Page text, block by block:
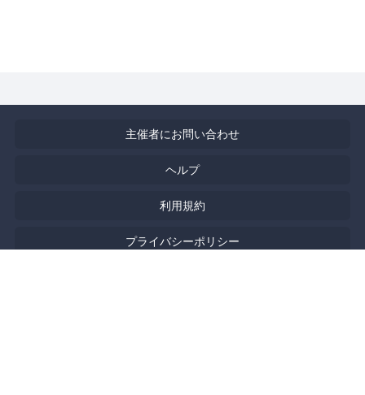
主催者にお問い合わせ
ヘルプ
利用規約
プライバシーポリシー